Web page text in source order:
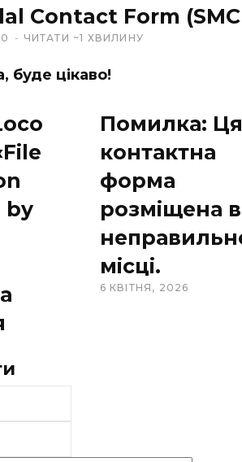
Contact Form
ЧИТАТИ ~1 ХВИЛИНУ
буде цікаво!
by
Помилка: Ця
контактна
форма
розміщена в
місці.
6 КВІТНЯ, 2026